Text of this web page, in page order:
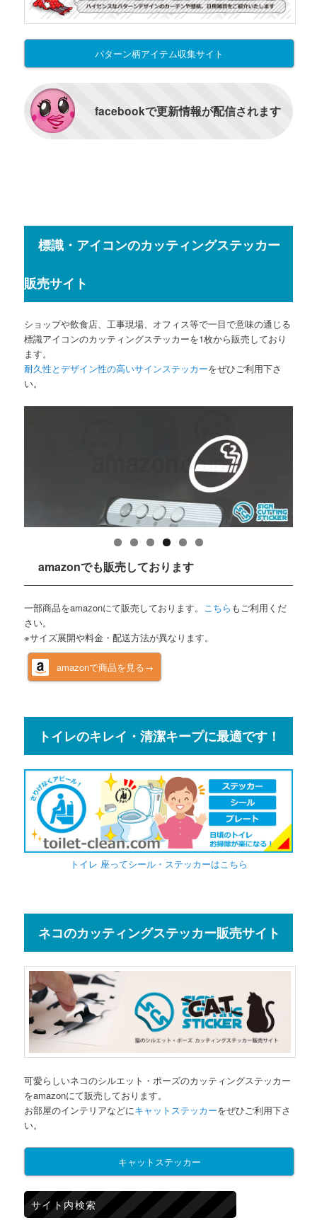
パターン柄アイテム収集サイト
facebookで更新情報が配信されます
標識・アイコンのカッティングステッカー
販売サイト
ショップや飲食店、工事現場、オフィス等で一目で意味の通じる
標識アイコンのカッティングステッカーを1枚から販売しており
ます。
耐久性とデザイン性の高いサインステッカーをぜひご利用下さ
い。
amazonでも販売しております
一部商品をamazonにて販売しております。 こちら もご利用くだ
さい。
※サイズ展開や料金・配送方法が異なります。
amazonで商品を見る→
トイレのキレイ・清潔キープに最適です！
トイレ 座ってシール・ステッカーはこちら
ネコのカッティングステッカー販売サイト
可愛らしいネコのシルエット・ポーズのカッティングステッカー
をamazonにて販売しております。
お部屋のインテリアなどにキャットステッカーをぜひご利用下さ
い。
キャットステッカー
サイト内検索